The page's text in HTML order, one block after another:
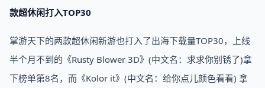
款超休闲打入TOP30
掌游天下的两款超休闲新游也打入了出海下载量TOP30，上线
半个月不到的《Rusty Blower 3D》(中文名：求求你别锈了)拿
下榜单第8名，而《Kolor it》(中文名：给你点儿颜色看看) 拿